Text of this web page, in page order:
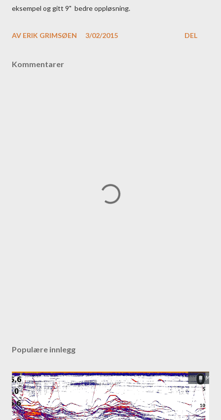
eksempel og gitt 9" bedre oppløsning.
AV ERIK GRIMSØEN 3/02/2015 DEL
Kommentarer
Populære innlegg